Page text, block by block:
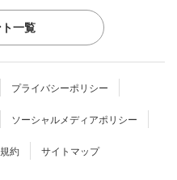
一覧
プライバシーポリシー
ソーシャルメディアポリシー
約 サイトマップ